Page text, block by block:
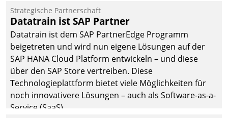
Jahresbeginn eine
Überblick, Einsicht und
Eingriff bietende Lösung.
Zur Entwicklung setzte
man auf
Cloudtechnologie,
bewährte und Startup-
Partner sowie erstmals
agile Projektmethoden.
Strategische Partnerschaft
Datatrain ist SAP Partner
Datatrain ist dem SAP PartnerEdge Programm
beigetreten und wird nun eigene Lösungen auf der
SAP HANA Cloud Platform entwickeln – und diese
über den SAP Store vertreiben. Diese
Technologieplattform bietet viele Möglichkeiten für
noch innovativere Lösungen – auch als Software-as-a-
Service (SaaS).